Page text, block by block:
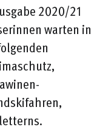
2020/21
warten in